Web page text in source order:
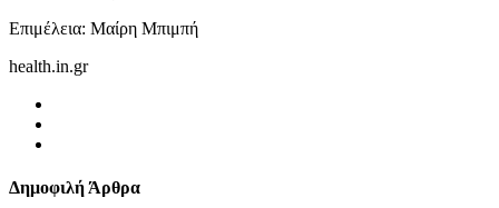
Επιμέλεια: Μαίρη Μπιμπή
health.in.gr
Δημοφιλή Άρθρα